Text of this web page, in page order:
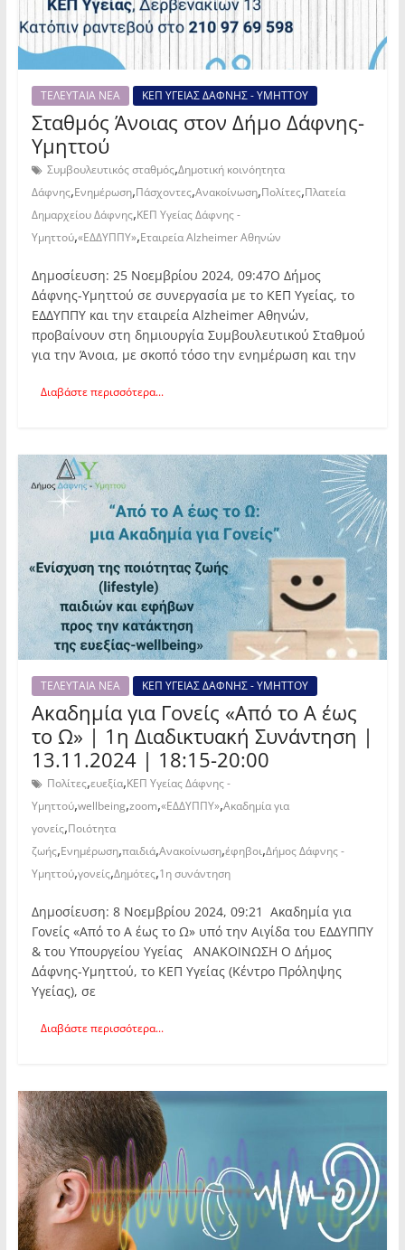
ΤΕΛΕΥΤΑΙΑ ΝΕΑ ΚΕΠ ΥΓΕΙΑΣ ΔΑΦΝΗΣ - ΥΜΗΤΤΟΥ
Σταθμός Άνοιας στον Δήμο Δάφνης-
Υμηττού
Συμβουλευτικός σταθμός,Δημοτική κοινόητητα
Δάφνης,Ενημέρωση,Πάσχοντες,Ανακοίνωση,Πολίτες,Πλατεία
Δημαρχείου Δάφνης,ΚΕΠ Υγείας Δάφνης -
Υμηττού,«ΕΔΔΥΠΠΥ»,Εταιρεία Alzheimer Αθηνών
Δημοσίευση: 25 Νοεμβρίου 2024, 09:47Ο Δήμος
Δάφνης-Υμηττού σε συνεργασία με το ΚΕΠ Υγείας, το
ΕΔΔΥΠΠΥ και την εταιρεία Alzheimer Αθηνών,
προβαίνουν στη δημιουργία Συμβουλευτικού Σταθμού
για την Άνοια, με σκοπό τόσο την ενημέρωση και την
Διαβάστε περισσότερα...
ΤΕΛΕΥΤΑΙΑ ΝΕΑ ΚΕΠ ΥΓΕΙΑΣ ΔΑΦΝΗΣ - ΥΜΗΤΤΟΥ
Ακαδημία για Γονείς «Από το Α έως
το Ω» | 1η Διαδικτυακή Συνάντηση |
13.11.2024 | 18:15-20:00
Πολίτες,ευεξία,ΚΕΠ Υγείας Δάφνης -
Υμηττού,wellbeing,zoom,«ΕΔΔΥΠΠΥ»,Ακαδημία για
γονείς,Ποιότητα
ζωής,Ενημέρωση,παιδιά,Ανακοίνωση,έφηβοι,Δήμος Δάφνης -
Υμηττού,γονείς,Δημότες,1η συνάντηση
Δημοσίευση: 8 Νοεμβρίου 2024, 09:21 Ακαδημία για
Γονείς «Από το Α έως το Ω» υπό την Αιγίδα του ΕΔΔΥΠΠΥ
& του Υπουργείου Υγείας ΑΝΑΚΟΙΝΩΣΗ Ο Δήμος
Δάφνης-Υμηττού, το ΚΕΠ Υγείας (Κέντρο Πρόληψης
Υγείας), σε
Διαβάστε περισσότερα...